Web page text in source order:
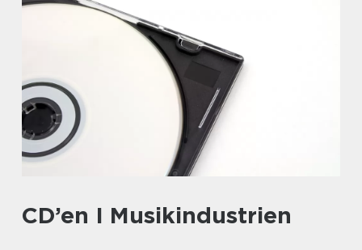
CD’en I Musikindustrien